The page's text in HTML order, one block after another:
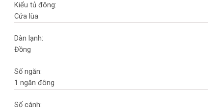
Kiểu tủ đông:
Cửa lùa
Dàn lạnh:
Đồng
Số ngăn:
1 ngăn đông
Số cánh: